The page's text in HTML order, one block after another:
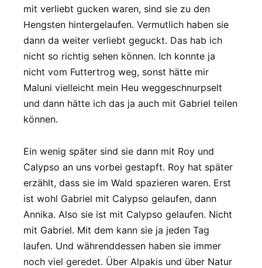
mit verliebt gucken waren, sind sie zu den
Hengsten hintergelaufen. Vermutlich haben sie
dann da weiter verliebt geguckt. Das hab ich
nicht so richtig sehen können. Ich konnte ja
nicht vom Futtertrog weg, sonst hätte mir
Maluni vielleicht mein Heu weggeschnurpselt
und dann hätte ich das ja auch mit Gabriel teilen
können.
Ein wenig später sind sie dann mit Roy und
Calypso an uns vorbei gestapft. Roy hat später
erzählt, dass sie im Wald spazieren waren. Erst
ist wohl Gabriel mit Calypso gelaufen, dann
Annika. Also sie ist mit Calypso gelaufen. Nicht
mit Gabriel. Mit dem kann sie ja jeden Tag
laufen. Und währenddessen haben sie immer
noch viel geredet. Über Alpakis und über Natur